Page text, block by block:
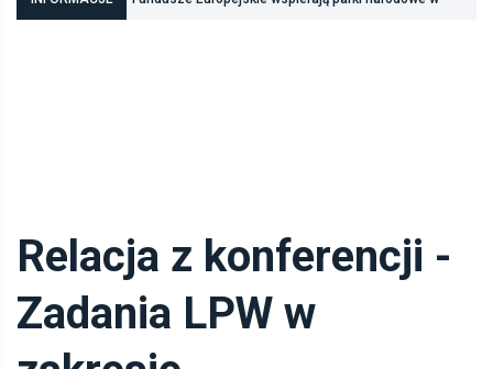
Relacja z konferencji -
Zadania LPW w